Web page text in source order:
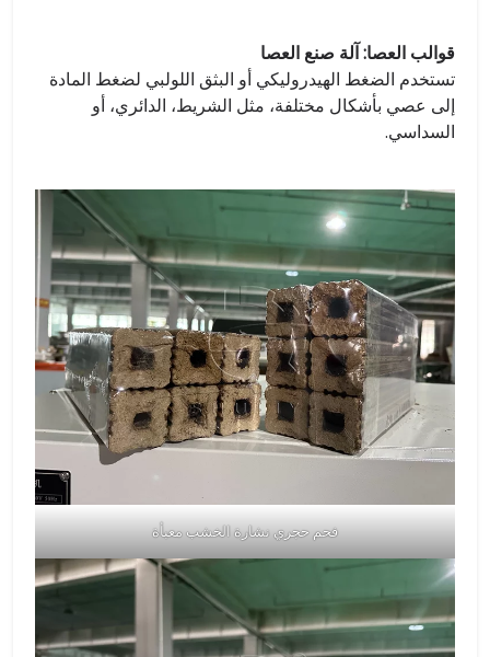
قوالب العصا: آلة صنع العصا
تستخدم الضغط الهيدروليكي أو البثق اللولبي لضغط المادة
إلى عصي بأشكال مختلفة، مثل الشريط، الدائري، أو
السداسي.
فحم حجري نشارة الخشب معبأة